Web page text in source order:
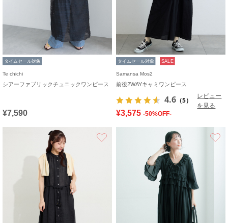
タイムセール対象
Te chichi
シアーファブリックチュニックワンピース
¥7,590
タイムセール対象 SALE
Samansa Mos2
前後2WAYキャミワンピース
4.6 （5）
レビュー
を見る
¥3,575 -50%OFF-